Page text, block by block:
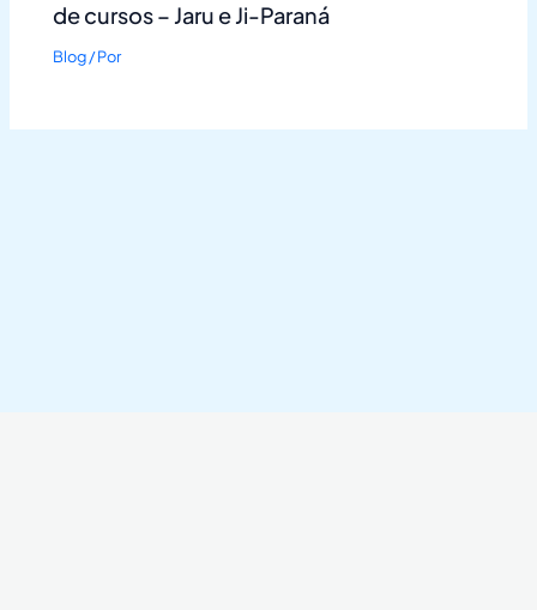
de cursos – Jaru e Ji-Paraná
Blog/ Por